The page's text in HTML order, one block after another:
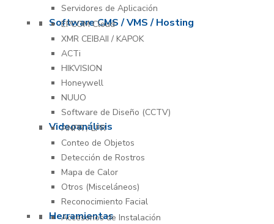
Servidores de Aplicación
Software CMS / VMS / Hosting
EPCOM Cloud
XMR CEIBAII / KAPOK
ACTi
HIKVISION
Honeywell
NUUO
Software de Diseño (CCTV)
Videoanálisis
ANPR / LPR
Conteo de Objetos
Detección de Rostros
Mapa de Calor
Otros (Misceláneos)
Reconocimiento Facial
Herramientas
Accesorios de Instalación